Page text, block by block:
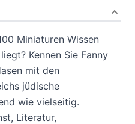
Miniaturen Wissen
Kennen Sie Fanny
mit den
jüdische
wie vielseitig.
Literatur,